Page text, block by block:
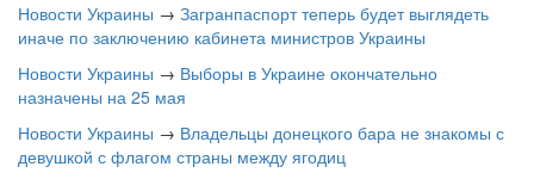
Новости Украины → Загранпаспорт теперь будет выглядеть
иначе по заключению кабинета министров Украины
Новости Украины → Выборы в Украине окончательно
назначены на 25 мая
Новости Украины → Владельцы донецкого бара не знакомы с
девушкой с флагом страны между ягодиц